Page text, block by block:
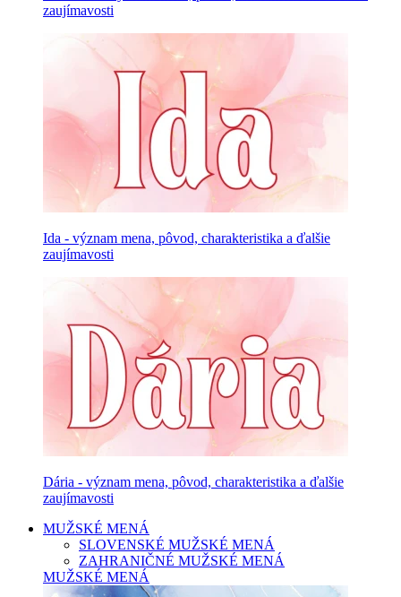
zaujímavosti
Ida - význam mena, pôvod, charakteristika a ďalšie
zaujímavosti
Dária - význam mena, pôvod, charakteristika a ďalšie
zaujímavosti
MUŽSKÉ MENÁ
SLOVENSKÉ MUŽSKÉ MENÁ
ZAHRANIČNÉ MUŽSKÉ MENÁ
MUŽSKÉ MENÁ